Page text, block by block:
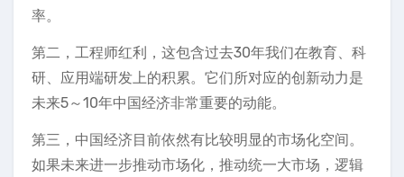
率。
第二，工程师红利，这包含过去30年我们在教育、科
研、应用端研发上的积累。它们所对应的创新动力是
未来5～10年中国经济非常重要的动能。
第三，中国经济目前依然有比较明显的市场化空间。
如果未来进一步推动市场化，推动统一大市场，逻辑